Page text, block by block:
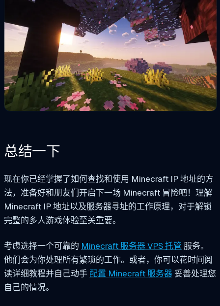
总结一下
现在你已经掌握了如何查找和使用 Minecraft IP 地址的方
法，准备好和朋友们开启下一场 Minecraft 冒险吧！理解
Minecraft IP 地址以及服务器寻址的工作原理，对于解锁
完整的多人游戏体验至关重要。
考虑选择一个可靠的 Minecraft 服务器 VPS 托管 服务。
他们会为你处理所有繁琐的工作。或者，你可以花时间阅
读详细教程并自己动手 配置 Minecraft 服务器 妥善处理您
自己的情况。